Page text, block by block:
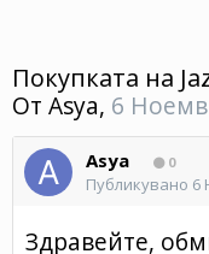
Покупката на
От Asya, 6
Asya 0
Публикувано 6
Здравейте,